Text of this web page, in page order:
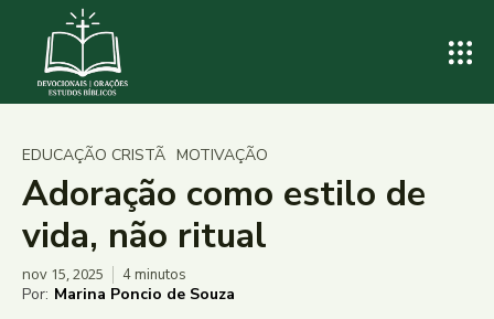
EDUCAÇÃO CRISTÃ MOTIVAÇÃO
Adoração como estilo de
vida, não ritual
nov 15, 2025 4minutos
Por: Marina Poncio de Souza